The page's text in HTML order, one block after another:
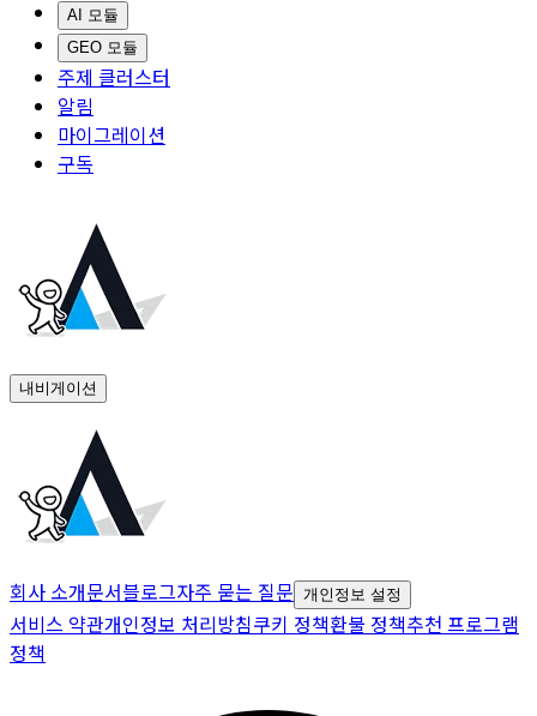
AI 모듈
GEO 모듈
주제 클러스터
알림
마이그레이션
구독
내비게이션
회사 소개문서블로그자주 묻는 질문 개인정보 설정
서비스 약관개인정보 처리방침쿠키 정책환불 정책추천 프로그램
정책